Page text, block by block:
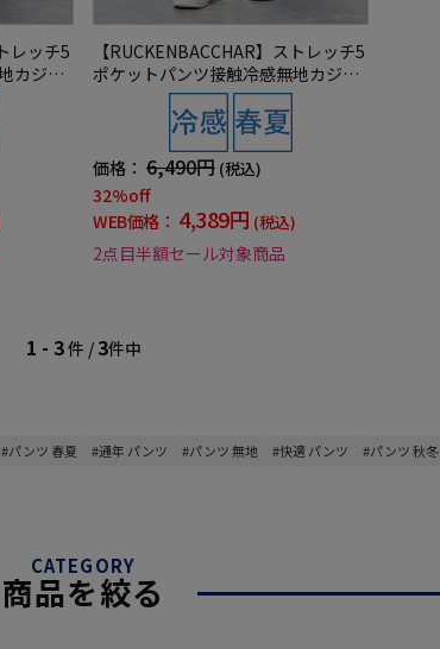
レッチ5
カジュ
【RUCKENBACCHAR】ストレッチ5
ポケットパンツ接触冷感無地カジュ
アルパンツ春夏
価格： 6,490円 (税込)
32%off
WEB価格： 4,389円 (税込)
2点目半額セール対象商品
1 - 3件 /3件中
#パンツ 春夏 #通年 パンツ #パンツ 無地 #快適 パンツ #パンツ 秋冬
CATEGORY
商品を絞る